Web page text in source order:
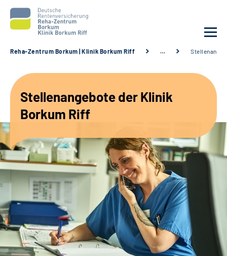
Unsere Angebote
Karriere
Sozialdienste & Zuweisende
Suche
Leichte Sprache
Reha-Zentrum Borkum | Klinik Borkum Riff …
Stellenangebote der Klinik
Borkum Riff